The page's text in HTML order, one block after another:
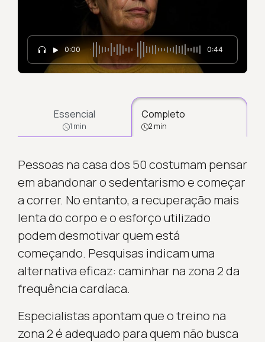
0:00 0:44
Essencial
1 min
Completo
2 min
Pessoas na casa dos 50 costumam pensar
em abandonar o sedentarismo e começar
a correr. No entanto, a recuperação mais
lenta do corpo e o esforço utilizado
podem desmotivar quem está
começando. Pesquisas indicam uma
alternativa eficaz: caminhar na zona 2 da
frequência cardíaca.
Especialistas apontam que o treino na
zona 2 é adequado para quem não busca